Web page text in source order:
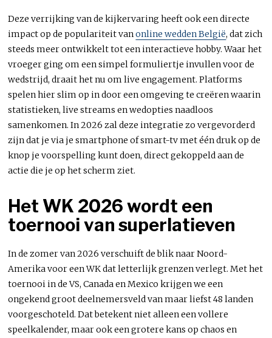
Deze verrijking van de kijkervaring heeft ook een directe
impact op de populariteit vanonline wedden België, dat zich
steeds meer ontwikkelt tot een interactieve hobby. Waar het
vroeger ging om een simpel formuliertje invullen voor de
wedstrijd, draait het nu om live engagement. Platforms
spelen hier slim op in door een omgeving te creëren waarin
statistieken, live streams en wedopties naadloos
samenkomen. In 2026 zal deze integratie zo vergevorderd
zijn dat je via je smartphone of smart-tv met één druk op de
knop je voorspelling kunt doen, direct gekoppeld aan de
actie die je op het scherm ziet.
Het WK 2026 wordt een
toernooi van superlatieven
In de zomer van 2026 verschuift de blik naar Noord-
Amerika voor een WK dat letterlijk grenzen verlegt. Met het
toernooi in de VS, Canada en Mexico krijgen we een
ongekend groot deelnemersveld van maar liefst 48 landen
voorgeschoteld. Dat betekent niet alleen een vollere
speelkalender, maar ook een grotere kans op chaos en